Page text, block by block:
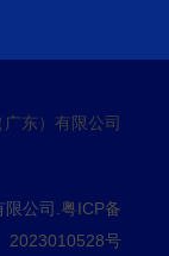
东）有限公司
公司. 粤ICP备
2023010528号